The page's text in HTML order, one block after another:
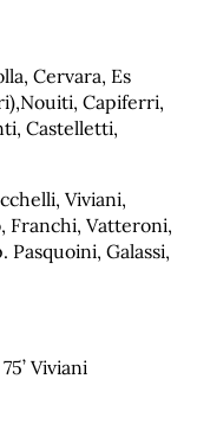
Cervara, Es
Capiferri,
Castelletti,
Viviani,
Franchi, Vatteroni,
Pasquoini, Galassi,
Viviani